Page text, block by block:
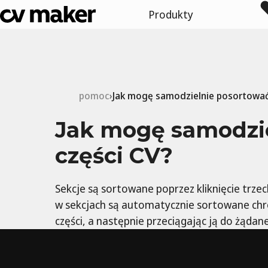
Produkty
pomoc Jak mogę samodzielnie
Jak mogę
części CV?
Sekcje są sortowane poprzez kliknięcie
w sekcjach są automatycznie sortowane
części, a następnie przeciągając ją do